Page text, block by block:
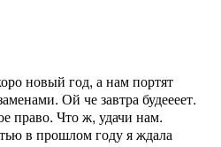
новый год, а нам портят
Ой че завтра будеееет.
право. Что ж, удачи нам.
в прошлом году я ждала